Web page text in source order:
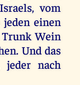
Israels,vom
jeden einen
Trunk Wein
. Und das
jeder nach